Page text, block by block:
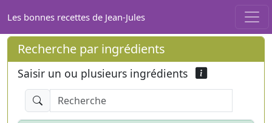
Les bonnes recettes de Jean-Jules
Recherche par ingrédients
Saisir un ou plusieurs ingrédients